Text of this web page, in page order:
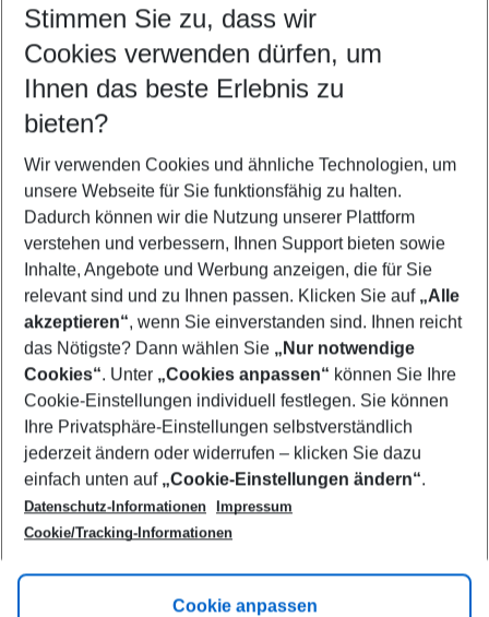
Abflughafen wählen
Beliebiger Abflughafen
Reisezeitraum wählen
10.08.26– 08.08.27 5-8 Nächte
2 Erwachsene Keine Kinder
Mehr Filter anzeigen
Footer
Footer navigation
Über uns
AGB
Cookie-Einstellungen ändern
Cookie-Richtlinie
Datenschutz
Service & Hilfe
Barrierefreies Reisen
Check-in
Flugbeschränkungen
Folgen Sie uns
Stimmen Sie zu, dass wir
Cookies verwenden dürfen, um
Ihnen das beste Erlebnis zu
bieten?
Wir verwenden Cookies und ähnliche Technologien, um
unsere Webseite für Sie funktionsfähig zu halten.
Dadurch können wir die Nutzung unserer Plattform
verstehen und verbessern, Ihnen Support bieten sowie
Inhalte, Angebote und Werbung anzeigen, die für Sie
relevant sind und zu Ihnen passen. Klicken Sie auf „Alle
akzeptieren“, wenn Sie einverstanden sind. Ihnen reicht
das Nötigste? Dann wählen Sie „Nur notwendige
Cookies“. Unter „Cookies anpassen“ können Sie Ihre
Cookie-Einstellungen individuell festlegen. Sie können
Ihre Privatsphäre-Einstellungen selbstverständlich
jederzeit ändern oder widerrufen – klicken Sie dazu
einfach unten auf „Cookie-Einstellungen ändern“.
Datenschutz-Informationen
Impressum
Cookie/Tracking-Informationen
Cookie anpassen